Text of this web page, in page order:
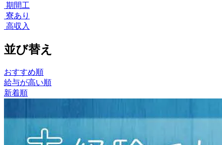
期間工
寮あり
高収入
並び替え
おすすめ順
給与が高い順
新着順